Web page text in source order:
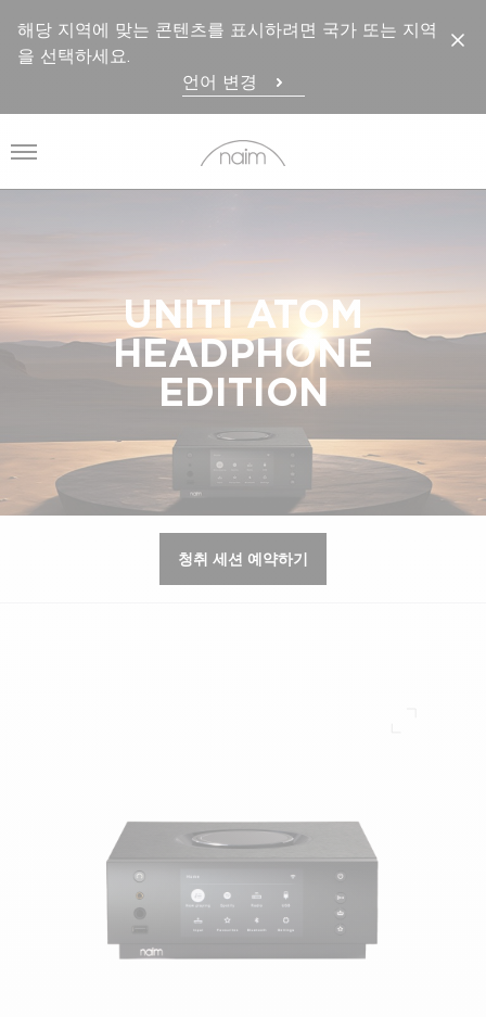
해당 지역에 맞는 콘텐츠를 표시하려면 국가 또는 지역
을 선택하세요.
언어 변경
메뉴 열기
UNITI ATOM
HEADPHONE
EDITION
청취 세션 예약하기